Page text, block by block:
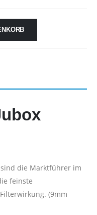
die Marktführer im
feinste
(9mm